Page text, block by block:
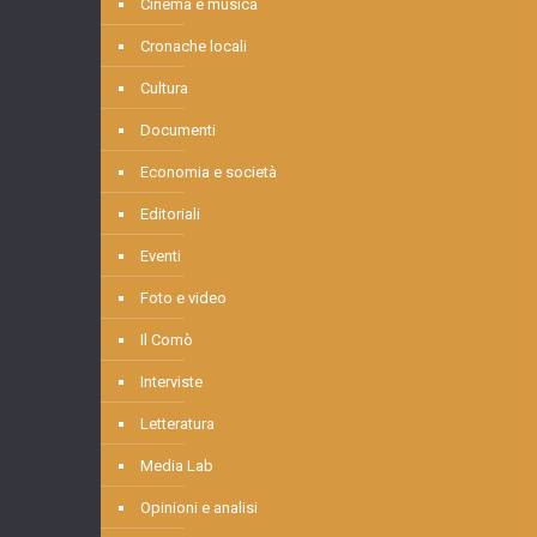
Cinema e musica
Cronache locali
Cultura
Documenti
Economia e società
Editoriali
Eventi
Foto e video
Il Comò
Interviste
Letteratura
Media Lab
Opinioni e analisi